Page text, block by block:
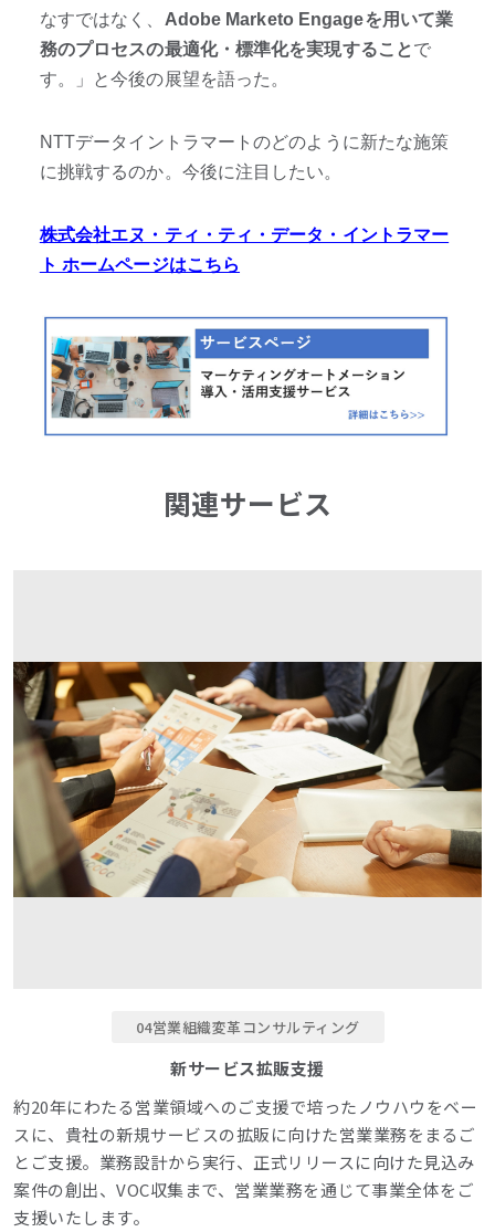
なすではなく、 Adobe Marketo Engageを用いて業
務のプロセスの最適化・標準化を実現することで
す。」と今後の展望を語った。
NTTデータイントラマートのどのように新たな施策
に挑戦するのか。今後に注目したい。
株式会社エヌ・ティ・ティ・データ・イントラマー
ト ホームページはこちら
関連サービス
04営業組織変革コンサルティング
新サービス拡販支援
約20年にわたる営業領域へのご支援で培ったノウハウをベー
スに、貴社の新規サービスの拡販に向けた営業業務をまるご
とご支援。業務設計から実行、正式リリースに向けた見込み
案件の創出、VOC収集まで、営業業務を通じて事業全体をご
支援いたします。